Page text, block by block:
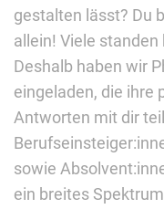
gestalten lässt? Du
allein! Viele
Deshalb haben wir
eingeladen, die ihre
Antworten mit dir
sowie
ein breites